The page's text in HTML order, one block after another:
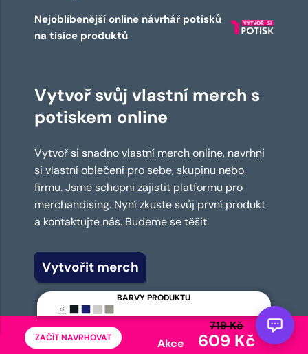
ZAČÍT NAVRHOVAT
BARVY PRODUKTU
719 Kč
609 Kč
Akce
Nejoblíbenější online návrhář potisků
na tisíce produktů
Vytvoř svůj vlastní merch s
potiskem online
Vytvoř si snadno vlastní merch online, navrhni
si vlastní oblečení pro sebe, skupinu nebo
firmu. Jsme schopni zajistit platformu pro
merchandising. Nyní zkuste svůj první produkt
a kontaktujte nás. Budeme se těšit.
Vytvořit merch